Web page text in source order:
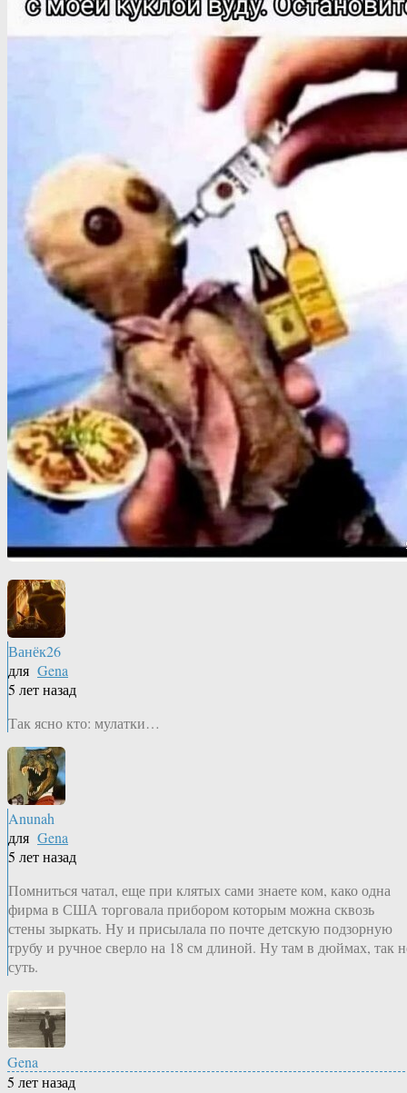
Ванёк26
для Gena
5 лет назад
Так ясно кто: мулатки…
Anunah
для Gena
5 лет назад
Помниться чатал, еще при клятых сами знаете ком, како одна
фирма в США торговала прибором которым можна сквозь
стены зыркать. Ну и присылала по почте детскую подзорную
трубу и ручное сверло на 18 см длиной. Ну там в дюймах, так
суть.
Gena
5 лет назад